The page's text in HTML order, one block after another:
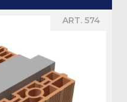
ART. 574